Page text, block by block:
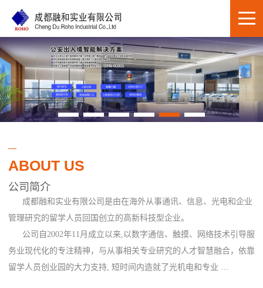
ABOUT US
公司简介
成都融和实业有限公司是由在海外从事通讯、信息、光电和企业
管理研究的留学人员回国创立的高新科技型企业。
公司自2002年11月成立以来,以数字通信、触摸、网络技术引导服
务业现代化的专注精神，与从事相关专业研究的人才智慧融合，依靠
留学人员创业园的大力支持, 短时间内造就了光机电和专业 …